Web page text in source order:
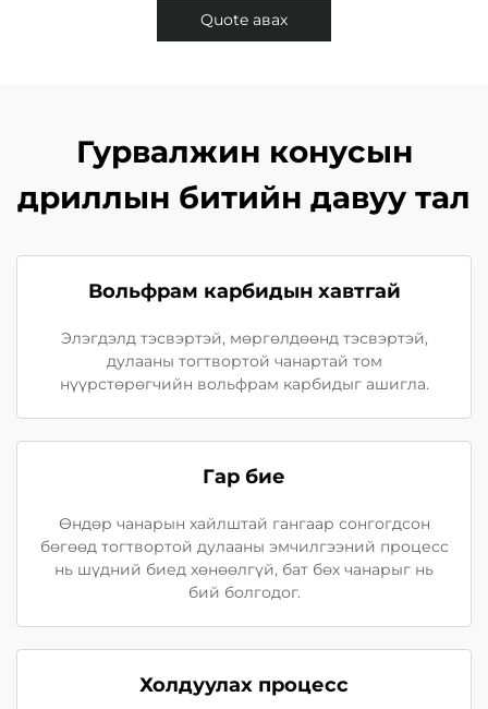
Quote авах
Гурвалжин конусын
дриллын битийн давуу тал
Вольфрам карбидын хавтгай
Элэгдэлд тэсвэртэй, мөргөлдөөнд тэсвэртэй,
дулааны тогтвортой чанартай том
нүүрстөрөгчийн вольфрам карбидыг ашигла.
Гар бие
Өндөр чанарын хайлштай гангаар сонгогдсон
бөгөөд тогтвортой дулааны эмчилгээний процесс
нь шүдний биед хөнөөлгүй, бат бөх чанарыг нь
бий болгодог.
Холдуулах процесс